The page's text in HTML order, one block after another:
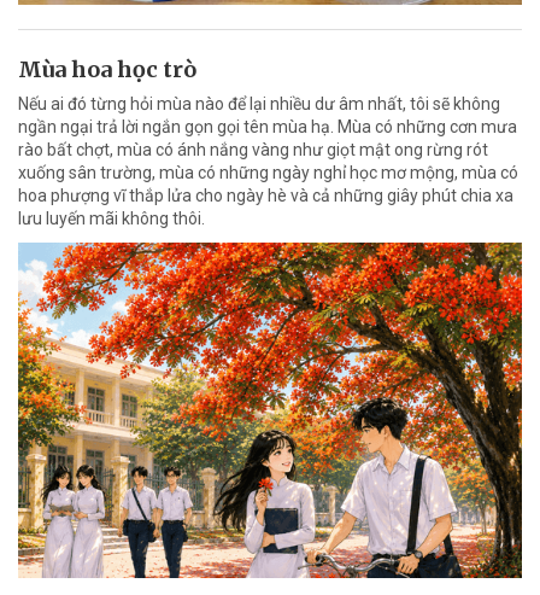
Mùa hoa học trò
Nếu ai đó từng hỏi mùa nào để lại nhiều dư âm nhất, tôi sẽ không
ngần ngại trả lời ngắn gọn gọi tên mùa hạ. Mùa có những cơn mưa
rào bất chợt, mùa có ánh nắng vàng như giọt mật ong rừng rót
xuống sân trường, mùa có những ngày nghỉ học mơ mộng, mùa có
hoa phượng vĩ thắp lửa cho ngày hè và cả những giây phút chia xa
lưu luyến mãi không thôi.